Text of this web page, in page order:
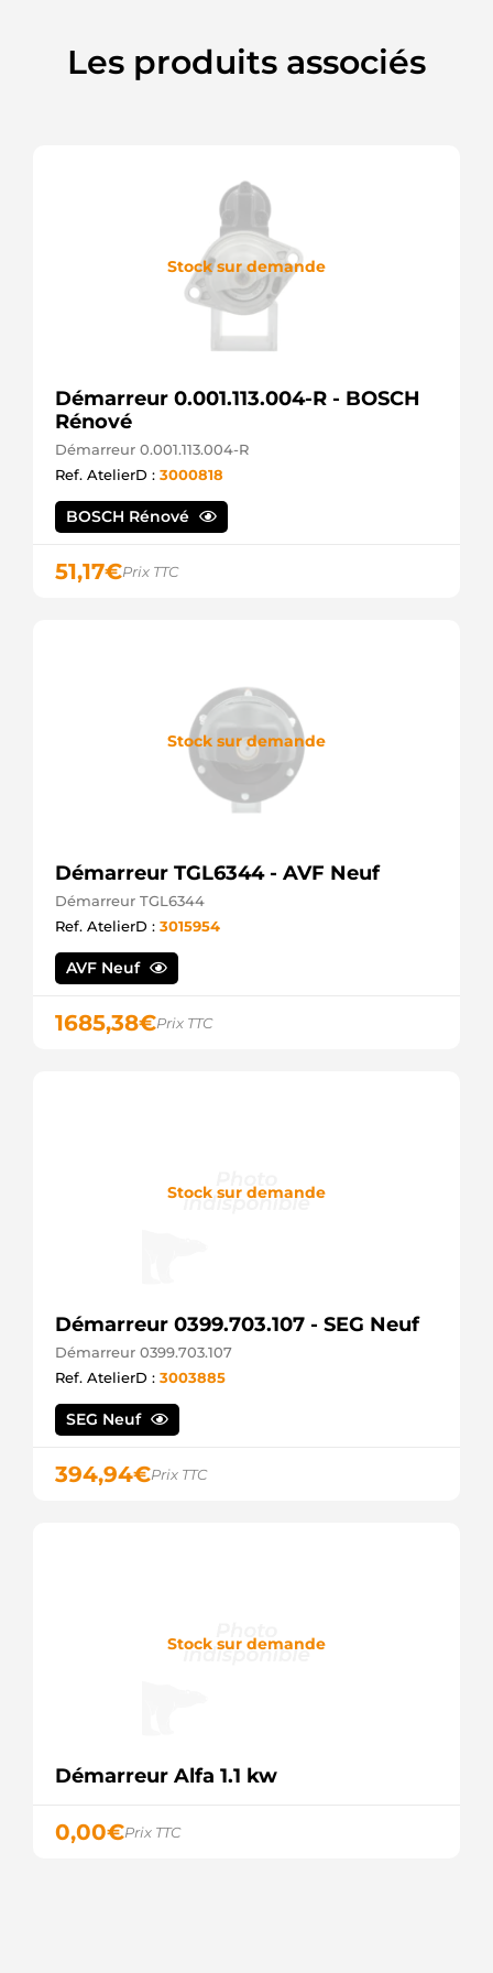
CEVAM
Les produits associés
Stock sur demande
Démarreur 0.001.113.004-R - BOSCH
Rénové
Démarreur 0.001.113.004-R
Ref. AtelierD : 3000818
BOSCH Rénové
51,17€Prix TTC
Stock sur demande
Démarreur TGL6344 - AVF Neuf
Démarreur TGL6344
Ref. AtelierD : 3015954
AVF Neuf
1685,38€Prix TTC
Stock sur demande
Démarreur 0399.703.107 - SEG Neuf
Démarreur 0399.703.107
Ref. AtelierD : 3003885
SEG Neuf
394,94€Prix TTC
Stock sur demande
Démarreur Alfa 1.1 kw
0,00€Prix TTC